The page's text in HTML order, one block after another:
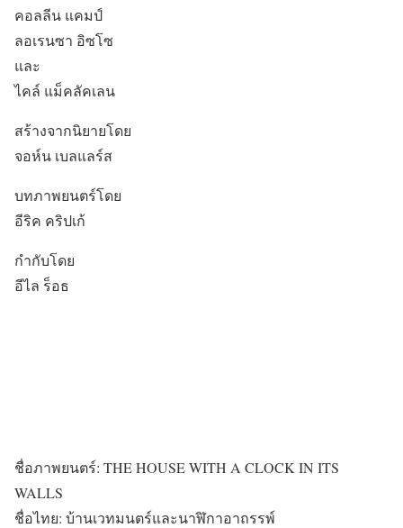
คอลลีน แคมป์
ลอเรนซา อิซโซ
และ
ไคล์ แม็คลัคเลน
สร้างจากนิยายโดย
จอห์น เบลแลร์ส
บทภาพยนตร์โดย
อีริค คริปเก้
กำกับโดย
อีไล ร็อธ
ชื่อภาพยนตร์: THE HOUSE WITH A CLOCK IN ITS
WALLS
ชื่อไทย: บ้านเวทมนตร์และนาฬิกาอาถรรพ์